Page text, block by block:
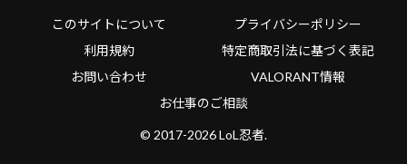
このサイトについて
プライバシーポリシー
利用規約
特定商取引法に基づく表記
お問い合わせ
VALORANT情報
お仕事のご相談
© 2017-2026 LoL忍者.